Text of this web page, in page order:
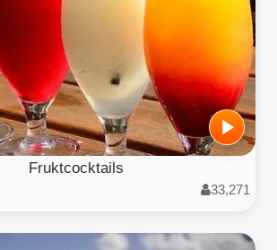
Fruktcocktails
33,271